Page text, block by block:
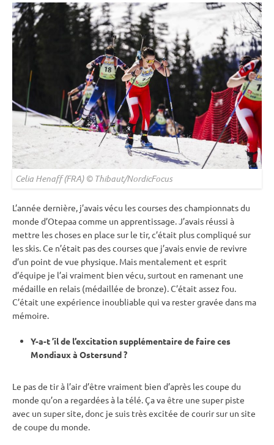
Celia Henaff (FRA) © Thibaut/NordicFocus
L’année dernière, j’avais vécu les courses deschampionnats du
monde d’Otepaa comme un apprentissage. J’avais réussi à
mettre les choses en place sur le tir, c’était plus compliqué sur
les skis. Ce n’était pas des courses que j’avais envie de revivre
d’un point de vue physique. Mais mentalement et esprit
d’équipe je l’ai vraiment bien vécu, surtout en ramenant une
médaille en relais (médaillée de bronze). C’était assez fou.
C’était une expérience inoubliable qui va rester gravée dans ma
mémoire.
Y-a-t ’il de l’excitation supplémentaire de faire ces
Mondiaux à Ostersund?
Le pas de tirà l’air d’être vraiment bien d’après lescoupe du
monde qu’on a regardées à la télé. Ça va être une superpiste
avec un super site, donc je suis très excitée de courir sur un site
de coupe du monde.